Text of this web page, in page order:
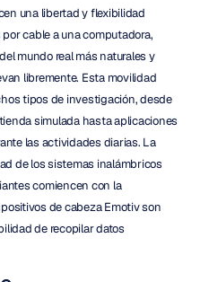
una libertad y flexibilidad
cable a una computadora,
mundo real más naturales y
libremente. Esta movilidad
tipos de investigación, desde
simulada hasta aplicaciones
las actividades diarias. La
de los sistemas inalámbricos
han facilitado mucho que los principiantes comiencen con la
de cabeza Emotiv son
de recopilar datos